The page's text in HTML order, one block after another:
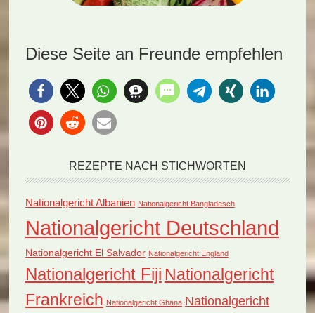
Diese Seite an Freunde empfehlen
REZEPTE NACH STICHWORTEN
Nationalgericht Albanien Nationalgericht Bangladesch
Nationalgericht Deutschland
Nationalgericht El Salvador Nationalgericht England
Nationalgericht Fiji Nationalgericht
Frankreich Nationalgericht Ghana Nationalgericht